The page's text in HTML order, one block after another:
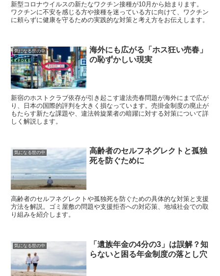
新型コロナウイルスの新たなワクチン接種が10月から始まります。
ワクチンに不安を感じる方や接種を迷っている方に向けて、ワクチン
に頼らずに健康を守るための実践的な対策と考え方をお伝えします。
気になる世の中
海外にも広がる「ホス狂い売春」
の恥ずかしい現実
新宿のホストクラブ依存が引き起こす違法売春問題が海外にまで広が
り、日本の国際的評判を大きく損なっています。売掛金制度の廃止が
もたらす新たな課題や、違法斡旋業者の暗躍に対する対策について詳
しく解説します。
気になる世の中
高齢者のセルフネグレクトと孤独
死を防ぐために
高齢者のセルフネグレクトや孤独死を防ぐための具体的な対策と支援
方法を解説。ゴミ屋敷の問題や支援拒否への対応策、地域社会での取
り組みを紹介します。
気になる世の中
「遺族年金の4分の3」は誤解？知
らないと困る年金制度の落とし穴